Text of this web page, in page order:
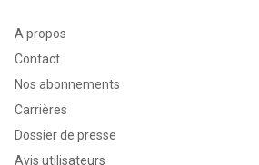
A propos
Contact
Nos abonnements
Carrières
Dossier de presse
Avis utilisateurs